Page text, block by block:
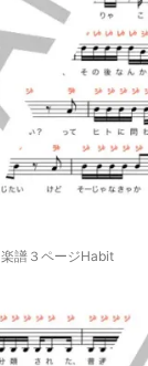
楽譜３ページHabit